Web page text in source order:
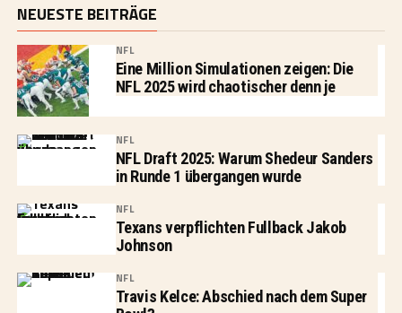
NEUESTE BEITRÄGE
NFL
Eine Million Simulationen zeigen: Die
NFL 2025 wird chaotischer denn je
NFL
NFL Draft 2025: Warum Shedeur Sanders
in Runde 1 übergangen wurde
NFL
Texans verpflichten Fullback Jakob
Johnson
NFL
Travis Kelce: Abschied nach dem Super